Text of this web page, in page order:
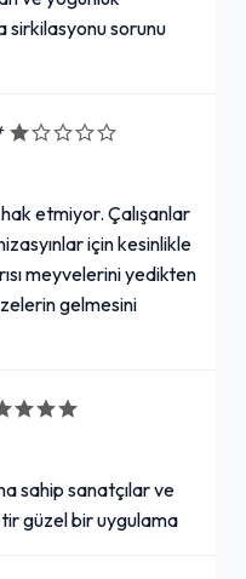
sirkilasyonu sorunu
etmiyor. Çalışanlar
için kesinlikle
meyvelerini yedikten
gelmesini
sahip sanatçılar ve
güzel bir uygulama